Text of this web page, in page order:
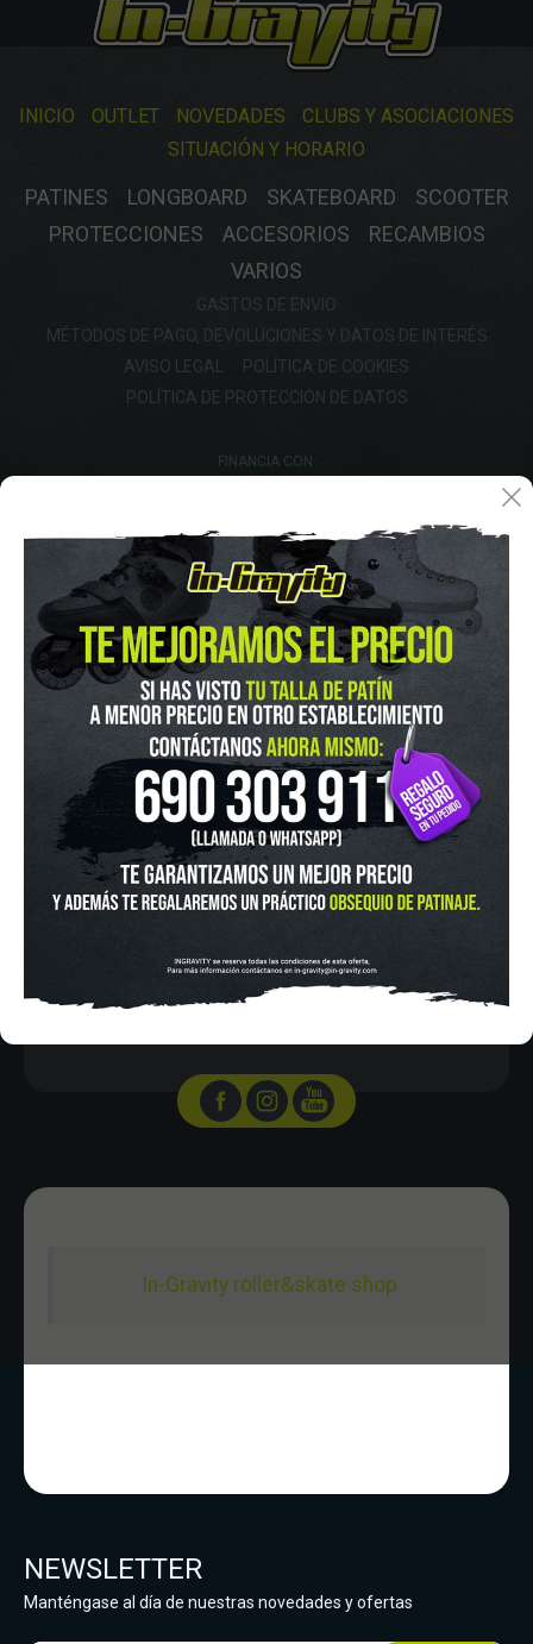
INICIO OUTLET NOVEDADES
CLUBS Y ASOCIACIONES
SITUACIÓN Y HORARIO
PATINES LONGBOARD SKATEBOARD
SCOOTER
PROTECCIONES
ACCESORIOS
RECAMBIOS
VARIOS
GASTOS DE ENVIO
MÉTODOS DE PAGO, DEVOLUCIONES Y DATOS DE INTERÉS
AVISO LEGAL
POLÍTICA DE COOKIES
POLÍTICA DE PROTECCIÓN DE DATOS
FINANCIA CON:
In-Gravity roller&skate shop
IN-GRAVITY MADRID RETIRO
Pza. Mariano de Cavia, 2
Tel.:915 524 553
Lunes a Viernes de 12:00 - 20:30
Sabado De 10:00 - 20:30
NEWSLETTER
Manténgase al día de nuestras novedades y ofertas